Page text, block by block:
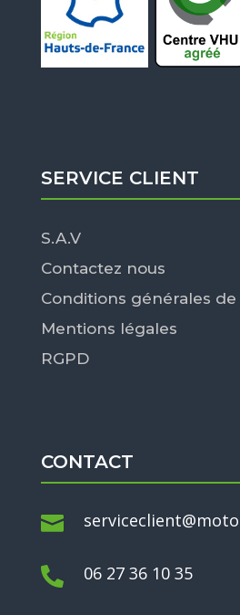
SERVICE CLIENT
S.A.V
Contactez nous
Conditions générales
Mentions légales
RGPD
CONTACT

 06 27 36 10 35